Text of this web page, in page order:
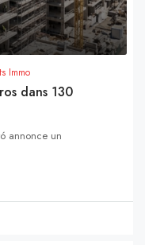
Immo
dans 130
annonce un